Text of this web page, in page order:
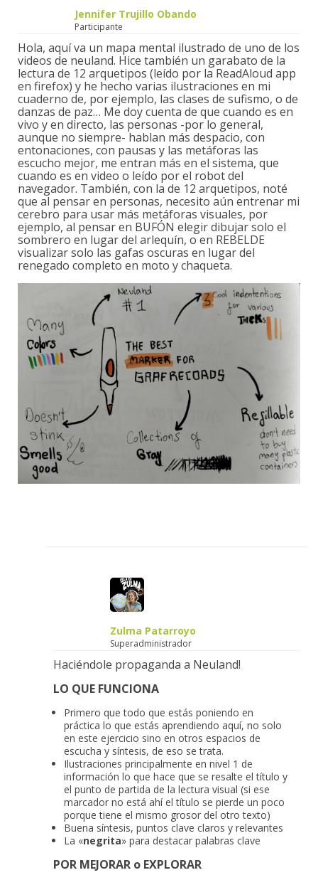
Jennifer Trujillo Obando
Participante
Hola, aquí va un mapa mental ilustrado de uno de los
videos de neuland. Hice también un garabato de la
lectura de 12 arquetipos (leído por la ReadAloud app
en firefox) y he hecho varias ilustraciones en mi
cuaderno de, por ejemplo, las clases de sufismo, o de
danzas de paz… Me doy cuenta de que cuando es en
vivo y en directo, las personas -por lo general,
aunque no siempre- hablan más despacio, con
entonaciones, con pausas y las metáforas las
escucho mejor, me entran más en el sistema, que
cuando es en video o leído por el robot del
navegador. También, con la de 12 arquetipos, noté
que al pensar en personas, necesito aún entrenar mi
cerebro para usar más metáforas visuales, por
ejemplo, al pensar en BUFÓN elegir dibujar solo el
sombrero en lugar del arlequín, o en REBELDE
visualizar solo las gafas oscuras en lugar del
renegado completo en moto y chaqueta.
Zulma Patarroyo
Superadministrador
Haciéndole propaganda a Neuland!
LO QUE FUNCIONA
Primero que todo que estás poniendo en
práctica lo que estás aprendiendo aquí, no solo
en este ejercicio sino en otros espacios de
escucha y síntesis, de eso se trata.
Ilustraciones principalmente en nivel 1 de
información lo que hace que se resalte el título y
el punto de partida de la lectura visual (si ese
marcador no está ahí el título se pierde un poco
porque tiene el mismo grosor del otro texto)
Buena síntesis, puntos clave claros y relevantes
La «negrita» para destacar palabras clave
POR MEJORAR o EXPLORAR